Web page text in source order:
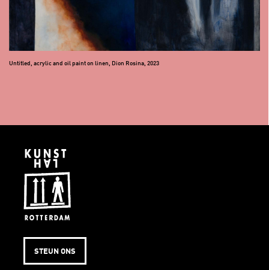
Untitled, acrylic and oil paint on linen, Dion Rosina, 2023
STEUN ONS